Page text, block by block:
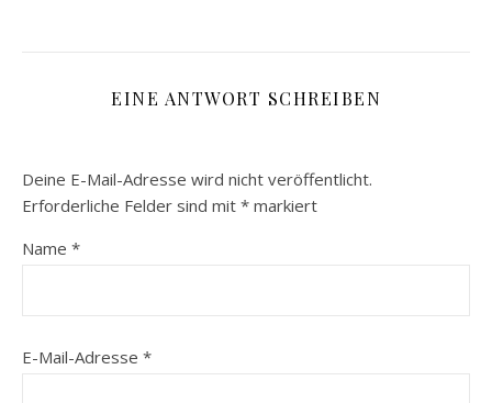
EINE ANTWORT SCHREIBEN
Deine E-Mail-Adresse wird nicht veröffentlicht.
Erforderliche Felder sind mit * markiert
Name *
E-Mail-Adresse *